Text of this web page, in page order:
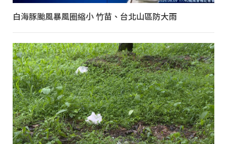
白海豚颱風暴風圈縮小 竹苗、台北山區防大雨